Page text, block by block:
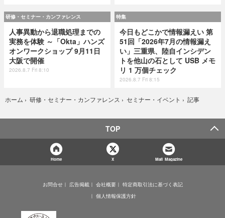
研修・セミナー・カンファレンス
人事異動から退職処理までの
実務を体験 ～「Okta」ハンズ
オンワークショップ 9月11日
大阪で開催
2026.8.7 Fri 8:10
特集
今日もどこかで情報漏えい 第
51回「2026年7月の情報漏え
い」三重県、陸自インシデン
トを他山の石として USB メモ
リ 1 万個チェック
2026.8.7 Fri 8:15
ホーム › 研修・セミナー・カンファレンス › セミナー・イベント › 記事
TOP
Home X Mail Magazine
お問合せ 広告掲載 会社概要
特定商取引法に基づく表記
個人情報保護方針